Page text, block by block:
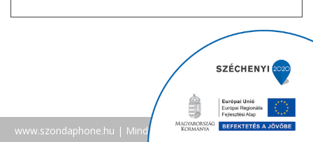
www.szondaphone.hu | Minden jog fenntartva | Facebook